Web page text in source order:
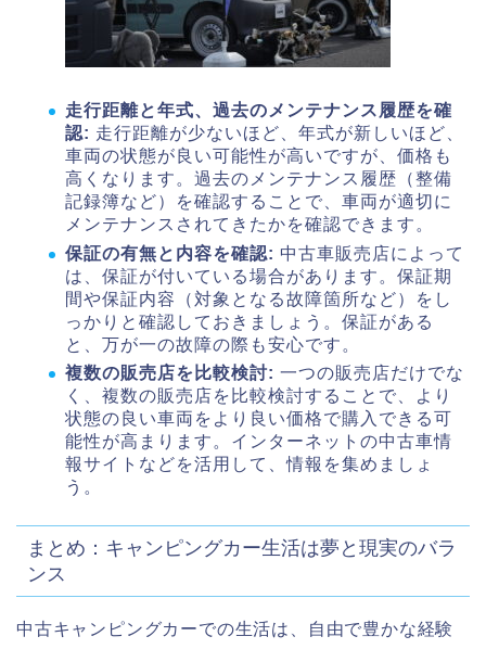
走行距離と年式、過去のメンテナンス履歴を確
認: 走行距離が少ないほど、年式が新しいほど、
車両の状態が良い可能性が高いですが、価格も
高くなります。過去のメンテナンス履歴（整備
記録簿など）を確認することで、車両が適切に
メンテナンスされてきたかを確認できます。
保証の有無と内容を確認: 中古車販売店によって
は、保証が付いている場合があります。保証期
間や保証内容（対象となる故障箇所など）をし
っかりと確認しておきましょう。保証がある
と、万が一の故障の際も安心です。
複数の販売店を比較検討: 一つの販売店だけでな
く、複数の販売店を比較検討することで、より
状態の良い車両をより良い価格で購入できる可
能性が高まります。インターネットの中古車情
報サイトなどを活用して、情報を集めましょ
う。
まとめ：キャンピングカー生活は夢と現実のバラ
ンス
中古キャンピングカーでの生活は、自由で豊かな経験